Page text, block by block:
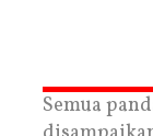
Semua